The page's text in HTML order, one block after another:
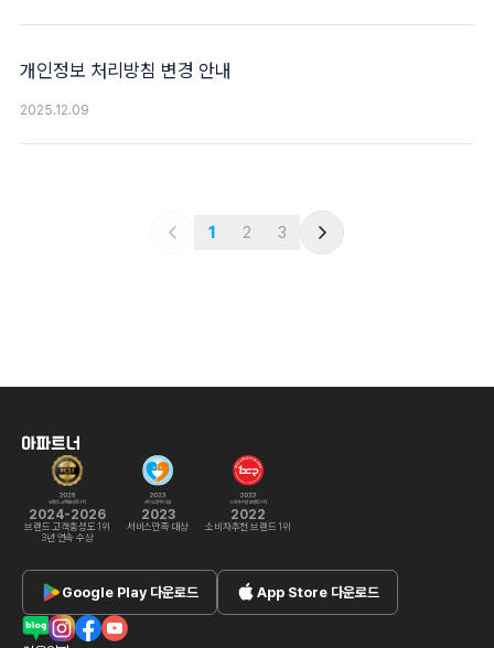
개인정보 처리방침 변경 안내
2025.12.09
1 2 3
2024-2026
브랜드 고객충성도 1위
3년 연속 수상
2023
서비스만족 대상
2022
소비자추천 브랜드 1위
Google Play 다운로드 App Store 다운로드